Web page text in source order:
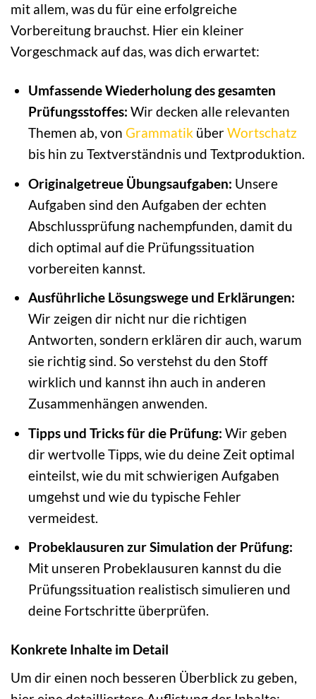
mit allem, was du für eine erfolgreiche
Vorbereitung brauchst. Hier ein kleiner
Vorgeschmack auf das, was dich erwartet:
Umfassende Wiederholung des gesamten
Prüfungsstoffes: Wir decken alle relevanten
Themen ab, von GrammatiküberWortschatz
bis hin zu Textverständnis und Textproduktion.
Originalgetreue Übungsaufgaben: Unsere
Aufgaben sind den Aufgaben der echten
Abschlussprüfung nachempfunden, damit du
dich optimal auf die Prüfungssituation
vorbereiten kannst.
Ausführliche Lösungswege und Erklärungen:
Wir zeigen dir nicht nur die richtigen
Antworten, sondern erklären dir auch, warum
sie richtig sind. So verstehst du den Stoff
wirklich und kannst ihn auch in anderen
Zusammenhängen anwenden.
Tipps und Tricks für die Prüfung: Wir geben
dir wertvolle Tipps, wie du deine Zeit optimal
einteilst, wie du mit schwierigen Aufgaben
umgehst und wie du typische Fehler
vermeidest.
Probeklausuren zur Simulation der Prüfung:
Mit unseren Probeklausuren kannst du die
Prüfungssituation realistisch simulieren und
deine Fortschritte überprüfen.
Konkrete Inhalte im Detail
Um dir einen noch besseren Überblick zu geben,